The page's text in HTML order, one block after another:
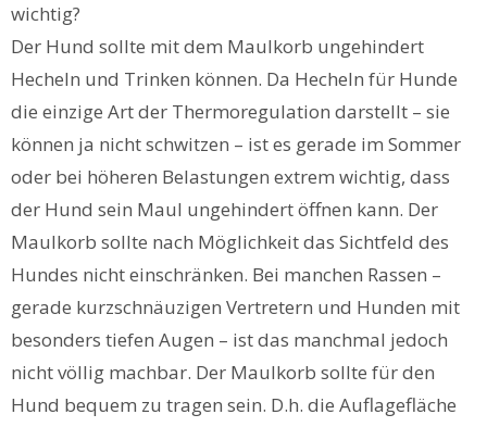
wichtig?
Der Hund sollte mit dem Maulkorb ungehindert
Hecheln und Trinken können. Da Hecheln für Hunde
die einzige Art der Thermoregulation darstellt – sie
können ja nicht schwitzen – ist es gerade im Sommer
oder bei höheren Belastungen extrem wichtig, dass
der Hund sein Maul ungehindert öffnen kann. Der
Maulkorb sollte nach Möglichkeit das Sichtfeld des
Hundes nicht einschränken. Bei manchen Rassen –
gerade kurzschnäuzigen Vertretern und Hunden mit
besonders tiefen Augen – ist das manchmal jedoch
nicht völlig machbar. Der Maulkorb sollte für den
Hund bequem zu tragen sein. D.h. die Auflagefläche